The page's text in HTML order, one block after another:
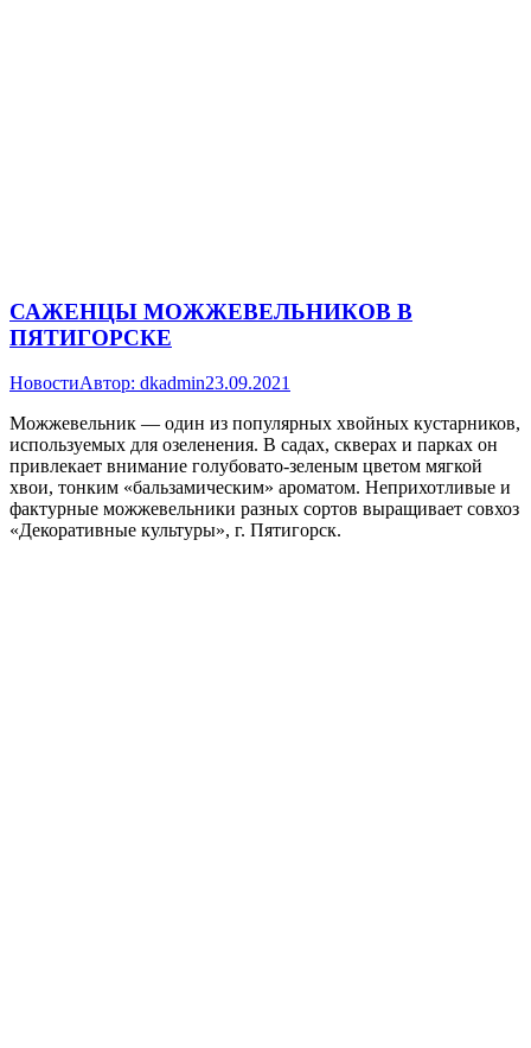
САЖЕНЦЫ МОЖЖЕВЕЛЬНИКОВ В
ПЯТИГОРСКЕ
НовостиАвтор: dkadmin23.09.2021
Можжевельник — один из популярных хвойных кустарников,
используемых для озеленения. В садах, скверах и парках он
привлекает внимание голубовато-зеленым цветом мягкой
хвои, тонким «бальзамическим» ароматом. Неприхотливые и
фактурные можжевельники разных сортов выращивает совхоз
«Декоративные культуры», г. Пятигорск.